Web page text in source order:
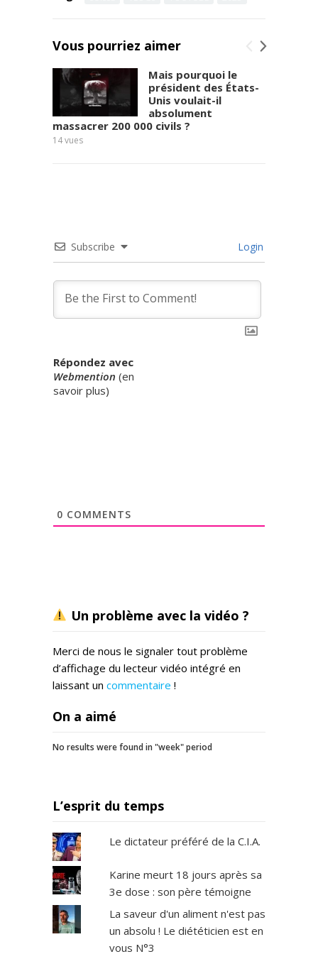
Vous pourriez aimer
Mais pourquoi le
président des États-
Unis voulait-il
absolument
massacrer 200 000 civils ?
14vues
Subscribe Login
Répondez avec
Webmention (en
savoir plus)
0 COMMENTS
Un problème avec la vidéo ?
Merci de nous le signaler tout problème
d’affichage du lecteur vidéo intégré en
laissant un commentaire !
On a aimé
No results were found in "week" period
L’esprit du temps
Le dictateur préféré de la C.I.A.
Karine meurt 18 jours après sa
3e dose : son père témoigne
La saveur d'un aliment n'est pas
un absolu ! Le diététicien est en
vous N°3